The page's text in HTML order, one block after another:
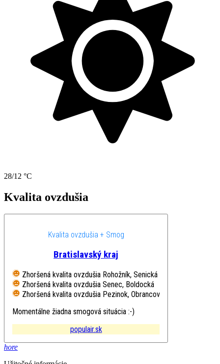
28/12 °C
Kvalita ovzdušia
Kvalita ovzdušia + Smog
Bratislavský kraj
Zhoršená kvalita ovzdušia Rohožník, Senická
Zhoršená kvalita ovzdušia Senec, Boldocká
Zhoršená kvalita ovzdušia Pezinok, Obrancov mieru
Momentálne žiadna smogová situácia :-)
populair.sk
hore